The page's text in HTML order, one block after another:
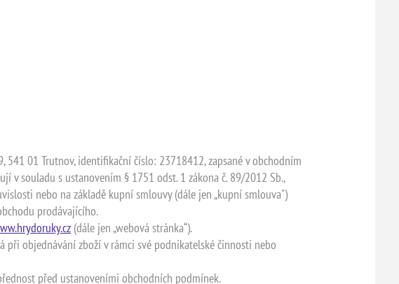
541 01 Trutnov, identifikační číslo: 23718412, zapsané v obchodním
v souladu s ustanovením § 1751 odst. 1 zákona č. 89/2012 Sb.,
nebo na základě kupní smlouvy (dále jen „kupní smlouva")
prodávajícího.
(dále jen „webová stránka“).
objednávání zboží v rámci své podnikatelské činnosti nebo
před ustanoveními obchodních podmínek.